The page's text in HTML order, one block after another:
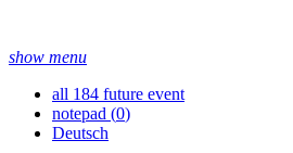
show menu
all 184 future event
notepad (0)
Deutsch